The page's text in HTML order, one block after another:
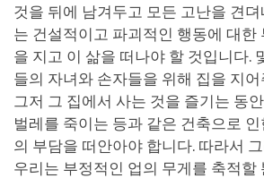
것을 뒤에 남겨두고 모든 고난을 견뎌
는 건설적이고 파괴적인 행동에 대한
을 지고 이 삶을 떠나야 할 것입니다.
들의 자녀와 손자들을 위해 집을 지어
그저 그 집에서 사는 것을 즐기는 동
벌레를 죽이는 등과 같은 건축으로
의 부담을 떠안아야 합니다. 따라서
우리는 부정적인 업의 무게를 축적할